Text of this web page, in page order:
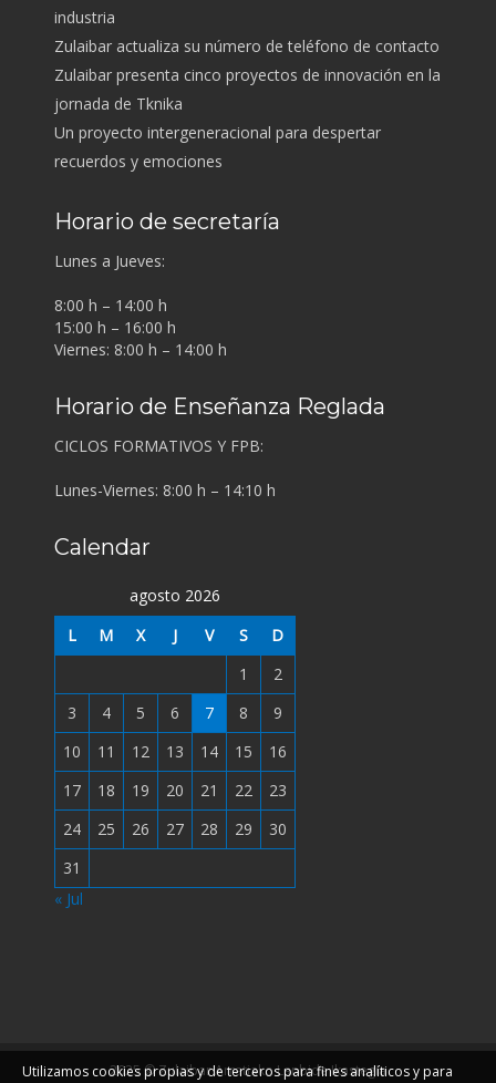
industria
Zulaibar actualiza su número de teléfono de contacto
Zulaibar presenta cinco proyectos de innovación en la
jornada de Tknika
Un proyecto intergeneracional para despertar
recuerdos y emociones
Horario de secretaría
Lunes a Jueves:
8:00 h – 14:00 h
15:00 h – 16:00 h
Viernes: 8:00 h – 14:00 h
Horario de Enseñanza Reglada
CICLOS FORMATIVOS Y FPB:
Lunes-Viernes: 8:00 h – 14:10 h
Calendar
agosto 2026
L
M X J V S
D
1
2
3
4 5 6 7 8
9
10
11 12 13 14 15
16
17
18 19 20 21 22
23
24
25 26 27 28 29
30
31
« Jul
2025 © Zulaibar Arratiako Lanbide Ikastegia
Utilizamos cookies propias y de terceros para fines analíticos y para